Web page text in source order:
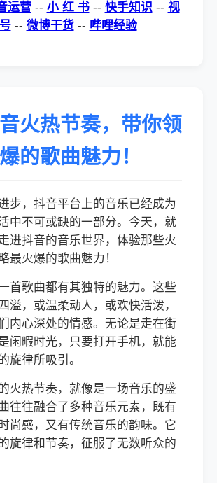
运营 -- 小 红 书 -- 快手知识 -- 视
-- 微博干货 -- 哔哩经验
火热节奏，带你领
的歌曲魅力！
步，抖音平台上的音乐已经成为
中不可或缺的一部分。今天，就
进抖音的音乐世界，体验那些火
最火爆的歌曲魅力！
首歌曲都有其独特的魅力。这些
溢，或温柔动人，或欢快活泼，
内心深处的情感。无论是走在街
闲暇时光，只要打开手机，就能
旋律所吸引。
火热节奏，就像是一场音乐的盛
往往融合了多种音乐元素，既有
尚感，又有传统音乐的韵味。它
旋律和节奏，征服了无数听众的